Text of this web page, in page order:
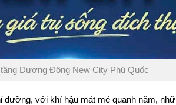
Dương Đông New City Phú Quốc
với khí hậu mát mẻ quanh năm,